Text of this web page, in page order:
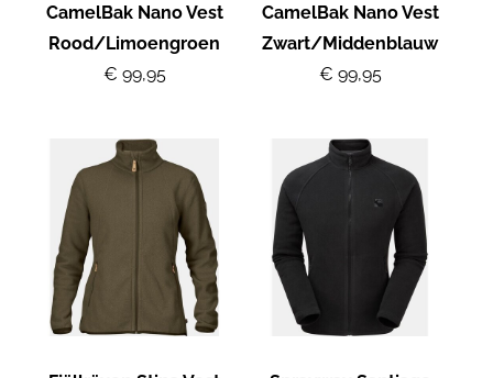
CamelBak Nano Vest
Rood/Limoengroen
€ 99,95
CamelBak Nano Vest
Zwart/Middenblauw
€ 99,95